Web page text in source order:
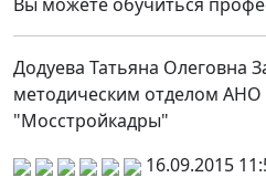
Додуева Татьяна Олеговна
методическим отделом
"Мосстройкадры"
16.09.2015